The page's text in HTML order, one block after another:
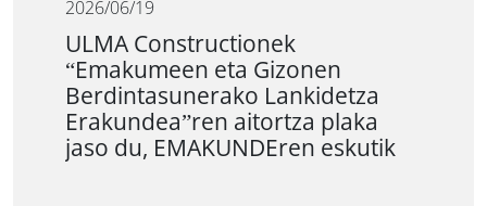
2026/06/19
ULMA Constructionek
“Emakumeen eta Gizonen
Berdintasunerako Lankidetza
Erakundea”ren aitortza plaka
jaso du, EMAKUNDEren eskutik